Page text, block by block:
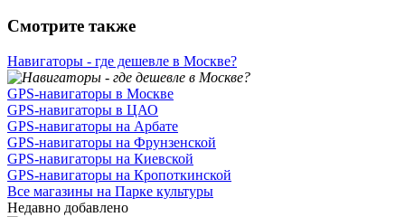
Смотрите также
Навигаторы - где дешевле в Москве?
GPS-навигаторы в Москве
GPS-навигаторы в ЦАО
GPS-навигаторы на Арбате
GPS-навигаторы на Фрунзенской
GPS-навигаторы на Киевской
GPS-навигаторы на Кропоткинской
Все магазины на Парке культуры
Недавно добавлено